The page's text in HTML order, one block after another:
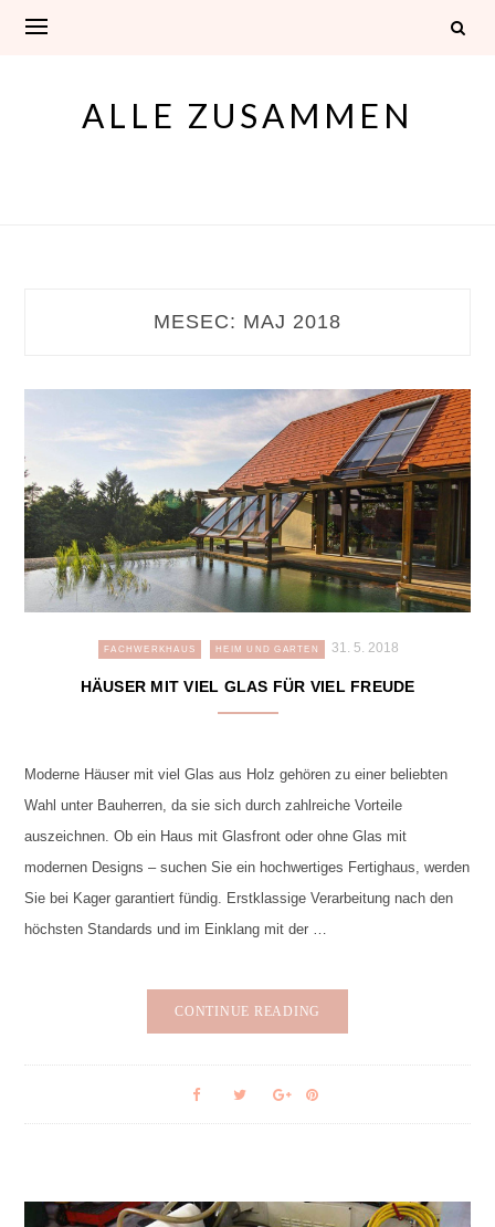
ALLE ZUSAMMEN
MESEC: MAJ 2018
FACHWERKHAUS HEIM UND GARTEN 31. 5. 2018
HÄUSER MIT VIEL GLAS FÜR VIEL FREUDE
Moderne Häuser mit viel Glas aus Holz gehören zu einer beliebten
Wahl unter Bauherren, da sie sich durch zahlreiche Vorteile
auszeichnen. Ob ein Haus mit Glasfront oder ohne Glas mit
modernen Designs – suchen Sie ein hochwertiges Fertighaus, werden
Sie bei Kager garantiert fündig. Erstklassige Verarbeitung nach den
höchsten Standards und im Einklang mit der …
CONTINUE READING